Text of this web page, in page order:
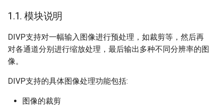
2.1. 功能模块API
2.2. MI_DIVP_CreateChn
GPIO使用参考
ADC使用参考 新增Flash SOP
1.1. 模块说明
DIVP支持对一幅输入图像进行预处理，如裁剪等，然后再
对各通道分别进行缩放处理，最后输出多种不同分辨率的图
像。
DIVP支持的具体图像处理功能包括:
图像的裁剪